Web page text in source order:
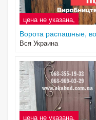
цена не указана,
Ворота распашные,
Вся Украина
цена не указана,